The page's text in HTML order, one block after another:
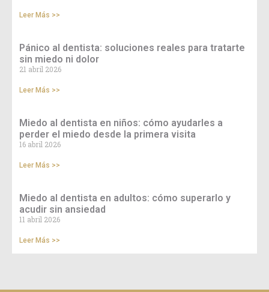
Leer Más >>
Pánico al dentista: soluciones reales para tratarte
sin miedo ni dolor
21 abril 2026
Leer Más >>
Miedo al dentista en niños: cómo ayudarles a
perder el miedo desde la primera visita
16 abril 2026
Leer Más >>
Miedo al dentista en adultos: cómo superarlo y
acudir sin ansiedad
11 abril 2026
Leer Más >>